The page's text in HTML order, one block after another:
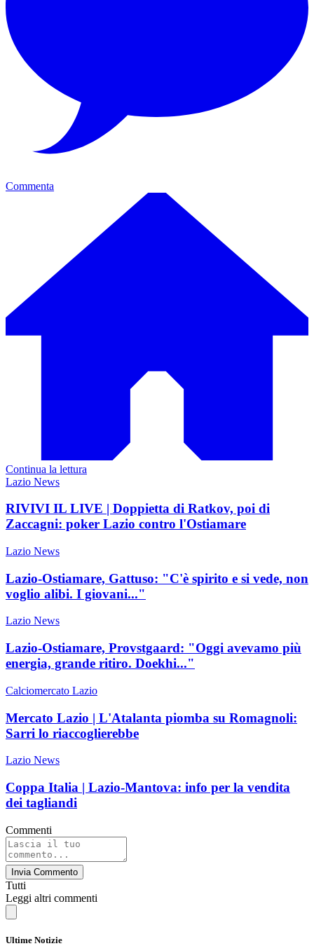
Commenta
Continua la lettura
Lazio News
RIVIVI IL LIVE | Doppietta di Ratkov, poi di
Zaccagni: poker Lazio contro l'Ostiamare
Lazio News
Lazio-Ostiamare, Gattuso: "C'è spirito e si vede, non
voglio alibi. I giovani..."
Lazio News
Lazio-Ostiamare, Provstgaard: "Oggi avevamo più
energia, grande ritiro. Doekhi..."
Calciomercato Lazio
Mercato Lazio | L'Atalanta piomba su Romagnoli:
Sarri lo riaccoglierebbe
Lazio News
Coppa Italia | Lazio-Mantova: info per la vendita
dei tagliandi
Commenti
Invia Commento
Tutti
Leggi altri commenti
Ultime Notizie